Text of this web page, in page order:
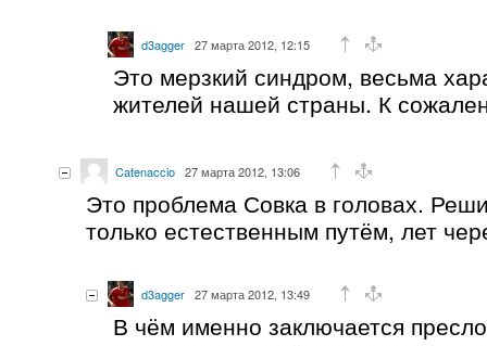
d3agger 27 марта 2012, 12:15
Это мерзкий синдром, весьма
жителей нашей страны. К
Catenaccio 27 марта 2012, 13:06
Это проблема Совка в головах.
только естественным путём, лет
d3agger 27 марта 2012, 13:49
В чём именно заключается